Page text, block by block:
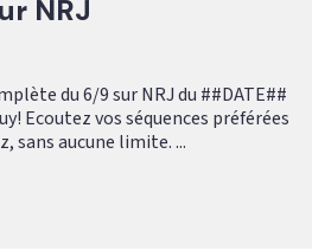
NRJ
du 6/9 sur NRJ du ##DATE##
Ecoutez vos séquences préférées
sans aucune limite. ...